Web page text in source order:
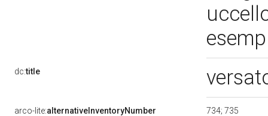
dc:title
arco-lite:alternativeInventoryNumber 734; 735